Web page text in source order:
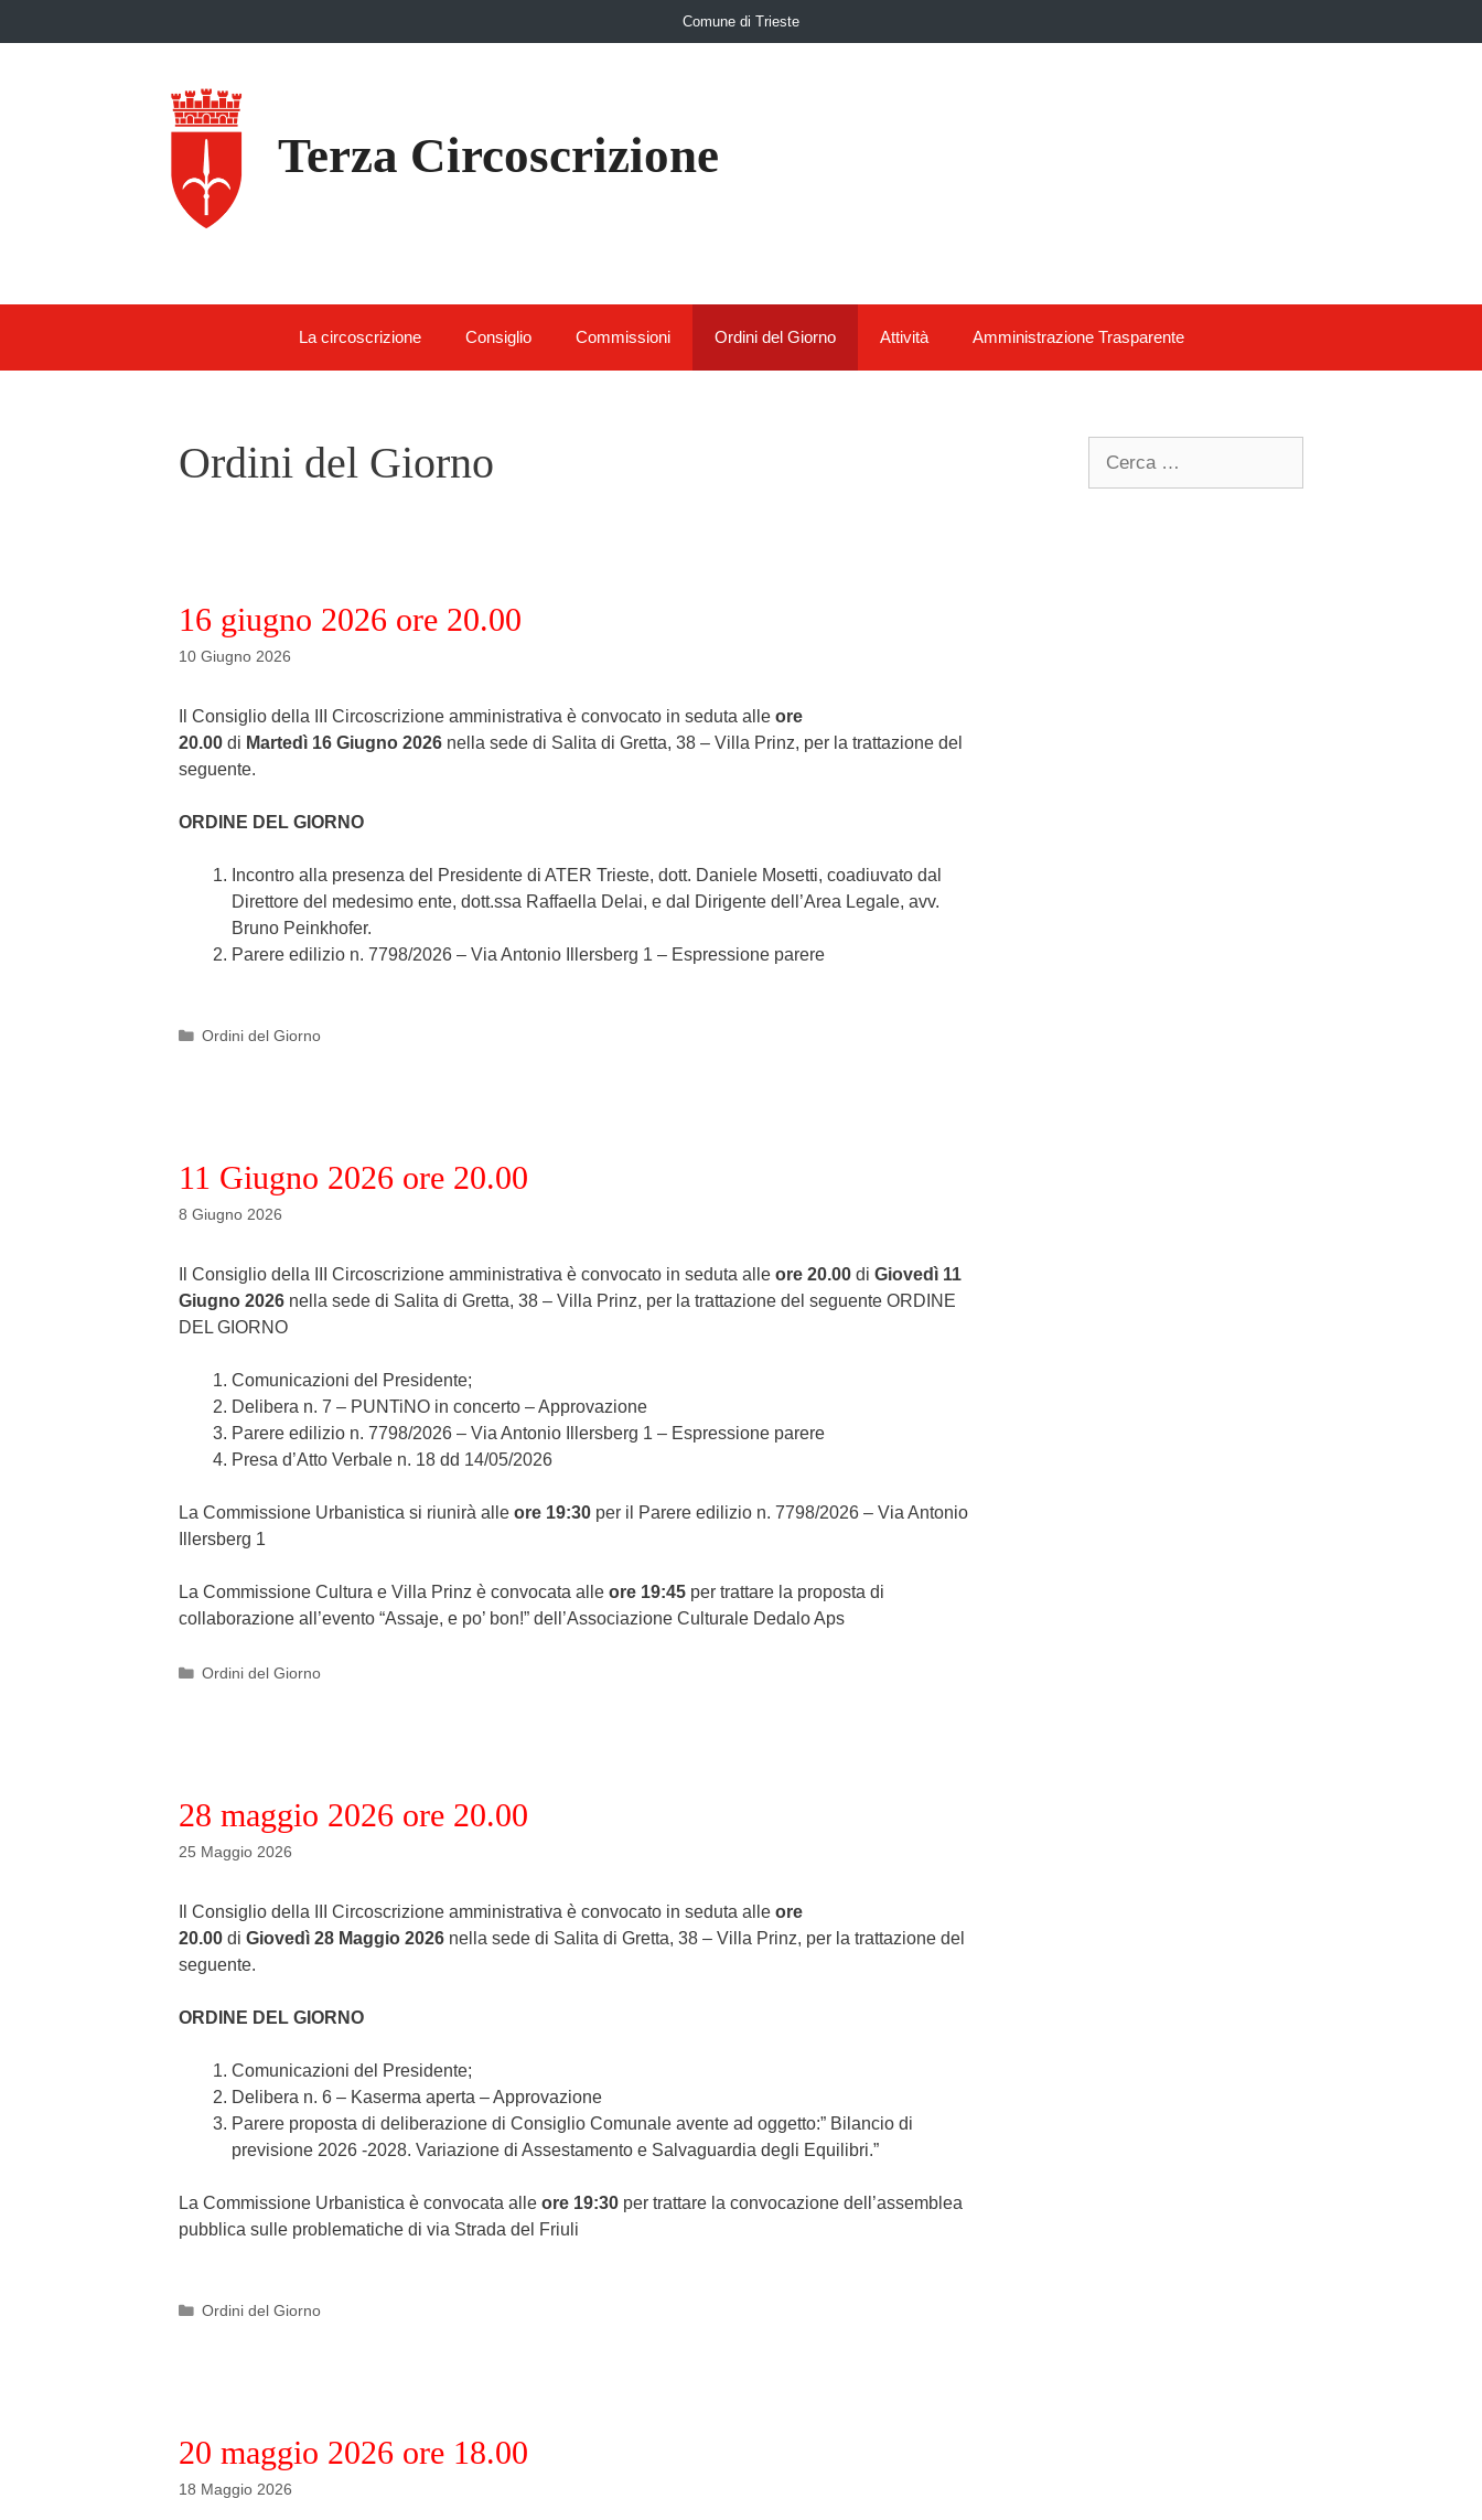
Comune di Trieste
Terza Circoscrizione
La circoscrizione Consiglio Commissioni Ordini del Giorno Attività Amministrazione Trasparente
Ordini del Giorno
16 giugno 2026 ore 20.00
10 Giugno 2026
Il Consiglio della III Circoscrizione amministrativa è convocato in seduta alle ore
20.00 di Martedì 16 Giugno 2026 nella sede di Salita di Gretta, 38 – Villa Prinz, per la trattazione del
seguente.
ORDINE DEL GIORNO
Incontro alla presenza del Presidente di ATER Trieste, dott. Daniele Mosetti, coadiuvato dal
Direttore del medesimo ente, dott.ssa Raffaella Delai, e dal Dirigente dell’Area Legale, avv.
Bruno Peinkhofer.
Parere edilizio n. 7798/2026 – Via Antonio Illersberg 1 – Espressione parere
Categories
Ordini del Giorno
11 Giugno 2026 ore 20.00
8 Giugno 2026
Il Consiglio della III Circoscrizione amministrativa è convocato in seduta alle ore 20.00 di Giovedì 11
Giugno 2026 nella sede di Salita di Gretta, 38 – Villa Prinz, per la trattazione del seguente ORDINE
DEL GIORNO
Comunicazioni del Presidente;
Delibera n. 7 – PUNTiNO in concerto – Approvazione
Parere edilizio n. 7798/2026 – Via Antonio Illersberg 1 – Espressione parere
Presa d’Atto Verbale n. 18 dd 14/05/2026
La Commissione Urbanistica si riunirà alle ore 19:30 per il Parere edilizio n. 7798/2026 – Via Antonio
Illersberg 1
La Commissione Cultura e Villa Prinz è convocata alle ore 19:45 per trattare la proposta di
collaborazione all’evento “Assaje, e po’ bon!” dell’Associazione Culturale Dedalo Aps
Categories
Ordini del Giorno
28 maggio 2026 ore 20.00
25 Maggio 2026
Il Consiglio della III Circoscrizione amministrativa è convocato in seduta alle ore
20.00 di Giovedì 28 Maggio 2026 nella sede di Salita di Gretta, 38 – Villa Prinz, per la trattazione del
seguente.
ORDINE DEL GIORNO
Comunicazioni del Presidente;
Delibera n. 6 – Kaserma aperta – Approvazione
Parere proposta di deliberazione di Consiglio Comunale avente ad oggetto:” Bilancio di
previsione 2026 -2028. Variazione di Assestamento e Salvaguardia degli Equilibri.”
La Commissione Urbanistica è convocata alle ore 19:30 per trattare la convocazione dell’assemblea
pubblica sulle problematiche di via Strada del Friuli
Categories
Ordini del Giorno
20 maggio 2026 ore 18.00
18 Maggio 2026